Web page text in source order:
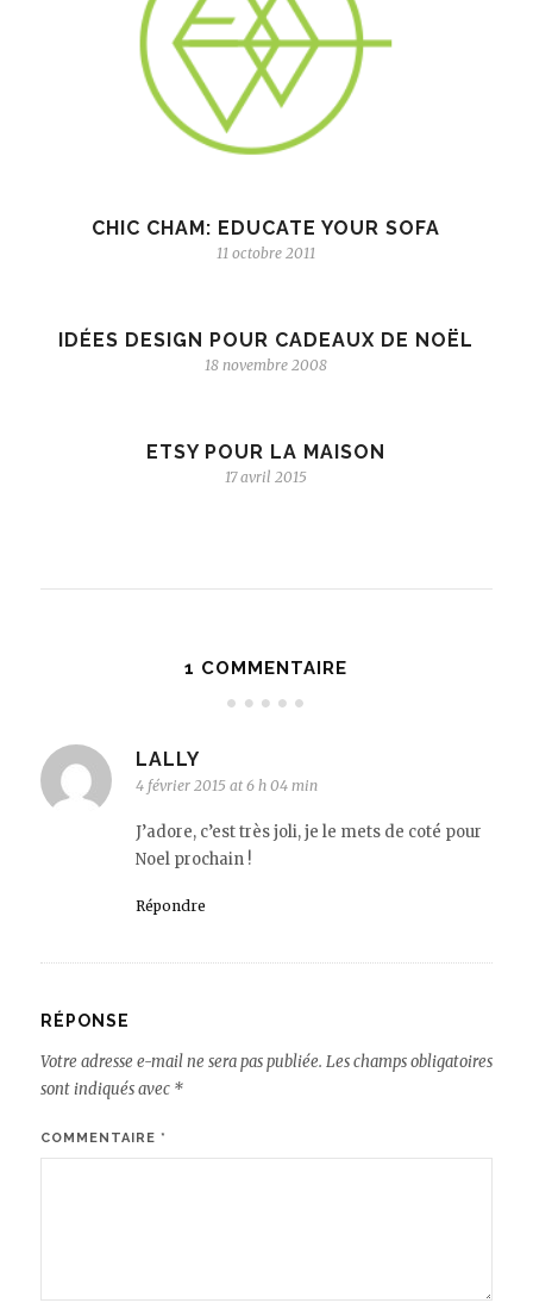
CHIC CHAM: EDUCATE YOUR SOFA
11 octobre 2011
IDÉES DESIGN POUR CADEAUX DE NOËL
18 novembre 2008
ETSY POUR LA MAISON
17 avril 2015
1 COMMENTAIRE
LALLY
4 février 2015 at 6 h 04 min
J’adore, c’est très joli, je le mets de coté pour
Noel prochain !
Répondre
RÉPONSE
Votre adresse e-mail ne sera pas publiée. Les champs obligatoires
sont indiqués avec *
COMMENTAIRE *